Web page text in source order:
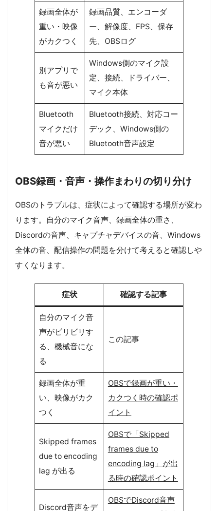
録画全体が
重い・映像
がカクつく
録画品質、エンコーダ
ー、解像度、FPS、保存
先、OBSログ
別アプリで
も音が悪い
Windows側のマイク設
定、接続、ドライバー、
マイク本体
Bluetooth
マイクだけ
音が悪い
Bluetooth接続、対応コー
デック、Windows側の
Bluetooth音声設定
OBS録画・音声・操作まわりの切り分け
OBSのトラブルは、症状によって確認する場所が変わ
ります。自分のマイク音声、録画全体の重さ、
Discordの音声、キャプチャデバイスの音、Windows
全体の音、配信操作の問題を分けて考えると確認しや
すくなります。
症状 確認する記事
自分のマイク音
声がビリビリす
る、機械音にな
る
この記事
録画全体が重
い、映像がカク
つく
OBSで録画が重い・
カクつく時の確認ポ
イント
Skipped frames
due to encoding
lag が出る
OBSで「Skipped
frames due to
encoding lag」が出
る時の確認ポイント
Discord音声をデ
OBSでDiscord音声